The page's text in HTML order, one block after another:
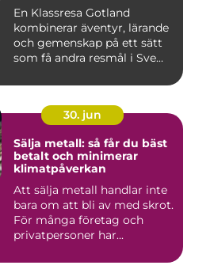
En Klassresa Gotland
kombinerar äventyr, lärande
och gemenskap på ett sätt
som få andra resmål i Sve...
30. jun
Sälja metall: så får du bäst
betalt och minimerar
klimatpåverkan
Att sälja metall handlar inte
bara om att bli av med skrot.
För många företag och
privatpersoner har...